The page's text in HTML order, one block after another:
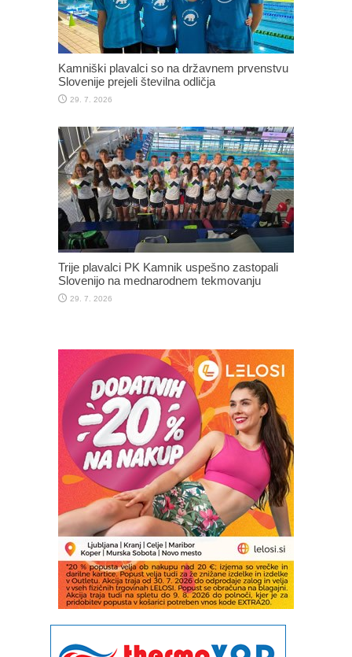
Kamniški plavalci so na državnem prvenstvu
Slovenije prejeli številna odličja
29. 7. 2026
Trije plavalci PK Kamnik uspešno zastopali
Slovenijo na mednarodnem tekmovanju
29. 7. 2026